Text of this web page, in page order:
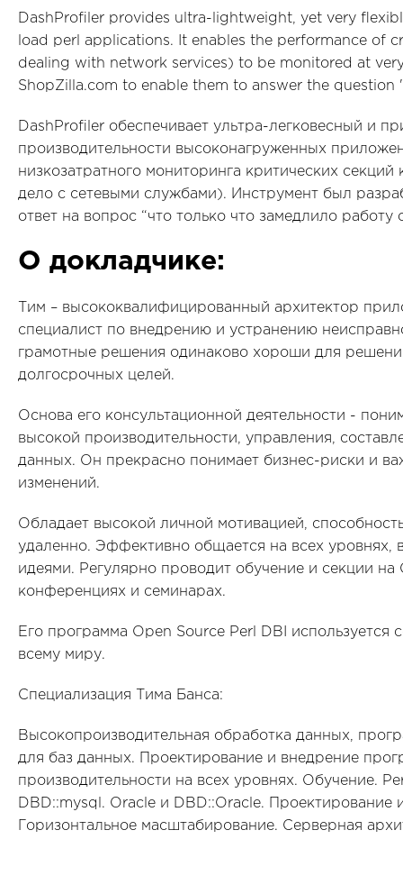
DashProfiler provides ultra-lightweight, yet very
load perl applications. It enables the performance of
dealing with network services) to be monitored at
ShopZilla.com to enable them to answer the
DashProfiler обеспечивает ультра-легковесный и
производительности высоконагруженных
низкозатратного мониторинга критических
дело с сетевыми службами). Инструмент был
ответ на вопрос “что только что замедлило работу
О докладчике:
Тим – высококвалифицированный архитектор
специалист по внедрению и устранению
грамотные решения одинаково хороши для
долгосрочных целей.
Основа его консультационной деятельности -
высокой производительности, управления,
данных. Он прекрасно понимает бизнес-риски и
изменений.
Обладает высокой личной мотивацией,
удаленно. Эффективно общается на всех уровнях,
идеями. Регулярно проводит обучение и секции
конференциях и семинарах.
Его программа Open Source Perl DBI используется
всему миру.
Специализация Тима Банса:
Высокопроизводительная обработка данных,
для баз данных. Проектирование и внедрение
производительности на всех уровнях. Обучение.
DBD::mysql. Oracle и DBD::Oracle. Проектирование
Горизонтальное масштабирование. Серверная